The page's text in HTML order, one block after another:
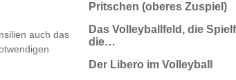
auch das
Pritschen (oberes Zuspiel)
Das Volleyballfeld, die
die…
Der Libero im Volleyball